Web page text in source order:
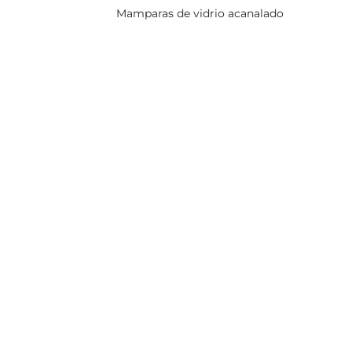
precios y disfruta de
hoy mismo con
Mamparas de vidrio acanalado